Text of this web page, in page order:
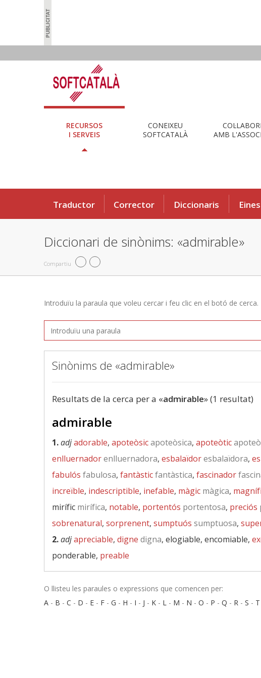
RECURSOS
I SERVEIS
CONEIXEU
SOFTCATALÀ
AMB
Traductor Corrector Diccionaris Eines
Diccionari de sinònims: «admirable»
Compartiu
Introduïu la paraula que voleu cercar i feu clic en el botó de cerca.
Sinònims de «admirable»
Resultats de la cerca per a «admirable» (1 resultat)
admirable
1.adjadorable, apoteòsicapoteòsica, apoteòtic
enlluernadorenlluernadora, esbalaïdoresbalaïdora,
fabulós fabulosa, fantàsticfantàstica, fascinador
increïble, indescriptible, inefable, màgic màgica,
mirífic mirífica, notable, portentós portentosa, preciós
sobrenatural, sorprenent, sumptuós sumptuosa,
2.adjapreciable, digne digna, elogiable, encomiable,
ponderable, preable
O llisteu les paraules o expressions que comencen per:
A - B - C - D - E - F - G - H - I - J - K - L - M - N - O - P - Q - R - S - T